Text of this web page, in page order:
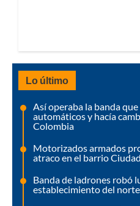
Lo último
Así operaba la banda
automáticos y hacía
Colombia
Motorizados armados
atraco en el barrio
Banda de ladrones robó
establecimiento del